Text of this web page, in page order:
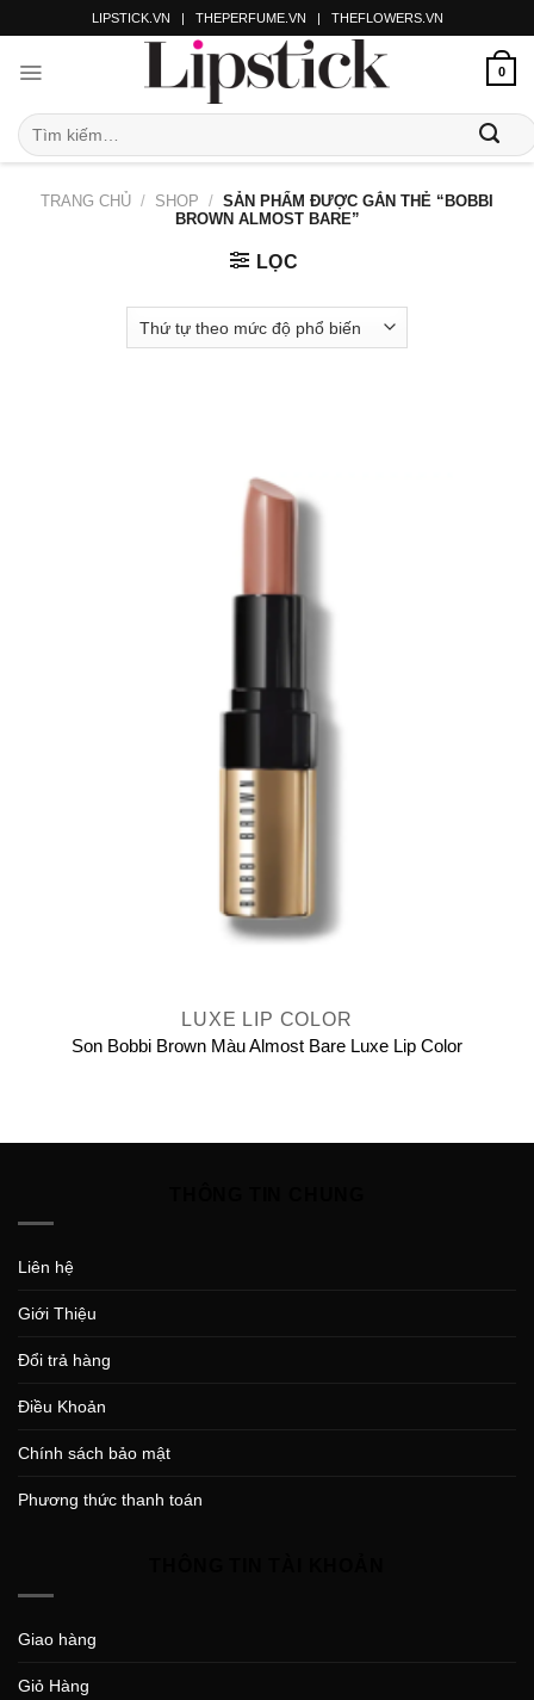
LIPSTICK.VN | THEPERFUME.VN | THEFLOWERS.VN
0
TRANG CHỦ / SHOP / SẢN PHẨM ĐƯỢC GẮN THẺ “BOBBI
BROWN ALMOST BARE”
LỌC
LUXE LIP COLOR
Son Bobbi Brown Màu Almost Bare Luxe Lip Color
Liên hệ
Giới Thiệu
Đổi trả hàng
Điều Khoản
Chính sách bảo mật
Phương thức thanh toán
Giao hàng
Giỏ Hàng